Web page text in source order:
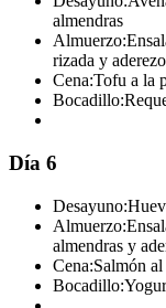
almendras
Almuerzo:
rizada y
Cena:Tofu a la
Bocadillo:
Día 6
Desayuno:
Almuerzo:
almendras y
Cena:Salmón
Bocadillo: